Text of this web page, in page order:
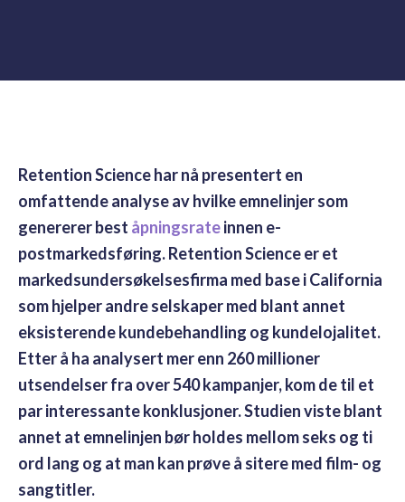
Retention Science har nå presentert en
omfattende analyse av hvilke emnelinjer som
genererer best åpningsrateinnen e-
postmarkedsføring. Retention Science er et
markedsundersøkelsesfirma med base i California
som hjelper andre selskaper med blant annet
eksisterende kundebehandling og kundelojalitet.
Etter å ha analysert mer enn 260 millioner
utsendelser fra over 540 kampanjer, kom de til et
par interessante konklusjoner. Studien viste blant
annet at emnelinjen bør holdes mellom seks og ti
ord lang og at man kan prøve å sitere med film- og
sangtitler.